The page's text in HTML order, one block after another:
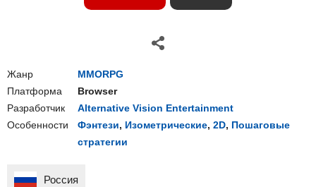
Жанр
MMORPG
Платформа
Browser
Разработчик
Alternative Vision Entertainment
Особенности
Фэнтези, Изометрические, 2D, Пошаговые
стратегии
Россия